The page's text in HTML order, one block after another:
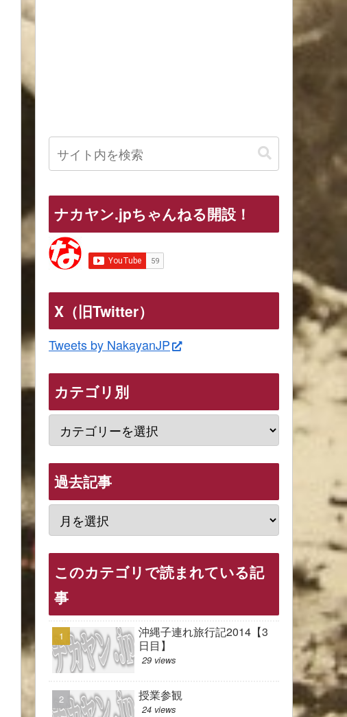
ナカヤン.jpちゃんねる開設！
X（旧Twitter）
Tweets by NakayanJP
カテゴリ別
過去記事
このカテゴリで読まれている記
事
沖縄子連れ旅行記2014【3
日目】
29 views
授業参観
24 views